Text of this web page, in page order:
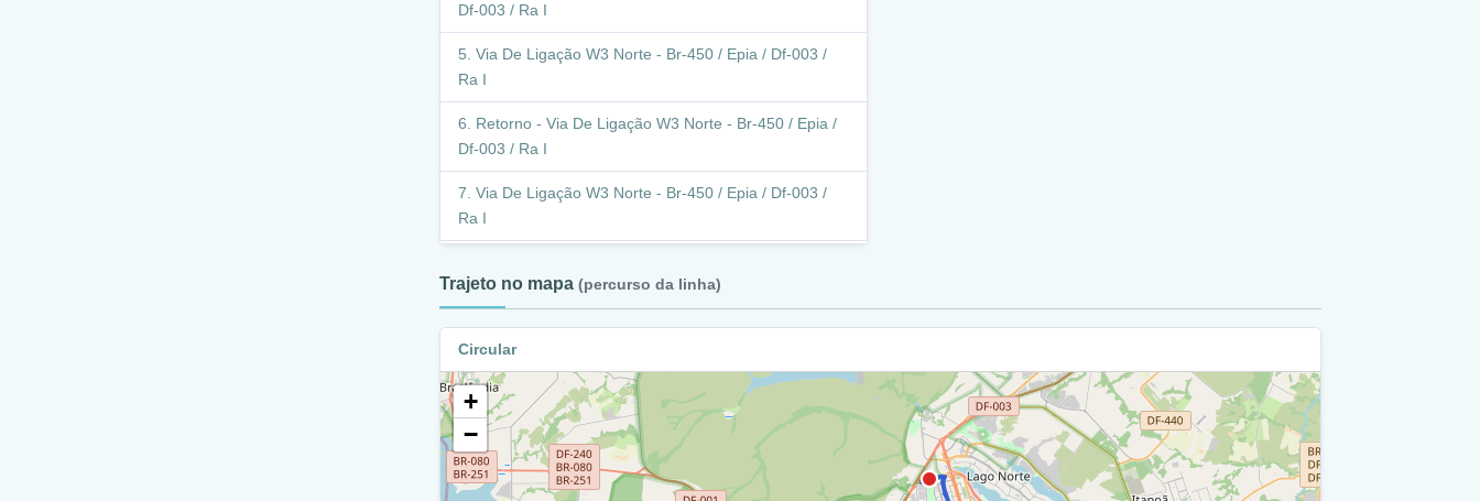
Df-003 / Ra I
Via De Ligação W3 Norte - Br-450 / Epia / Df-003 /
Ra I
Retorno - Via De Ligação W3 Norte - Br-450 / Epia /
Df-003 / Ra I
Via De Ligação W3 Norte - Br-450 / Epia / Df-003 /
Ra I
/ Ra I
Via De Ligação W3 Norte - Br-450 / Epia / Df-003 /
Ra I
W3 Norte / Ra I
Retorno - W3 Norte (Setor Hospitalar Local Norte) /
Ra I
Trajeto no mapa (percurso da linha)
Circular
+
−